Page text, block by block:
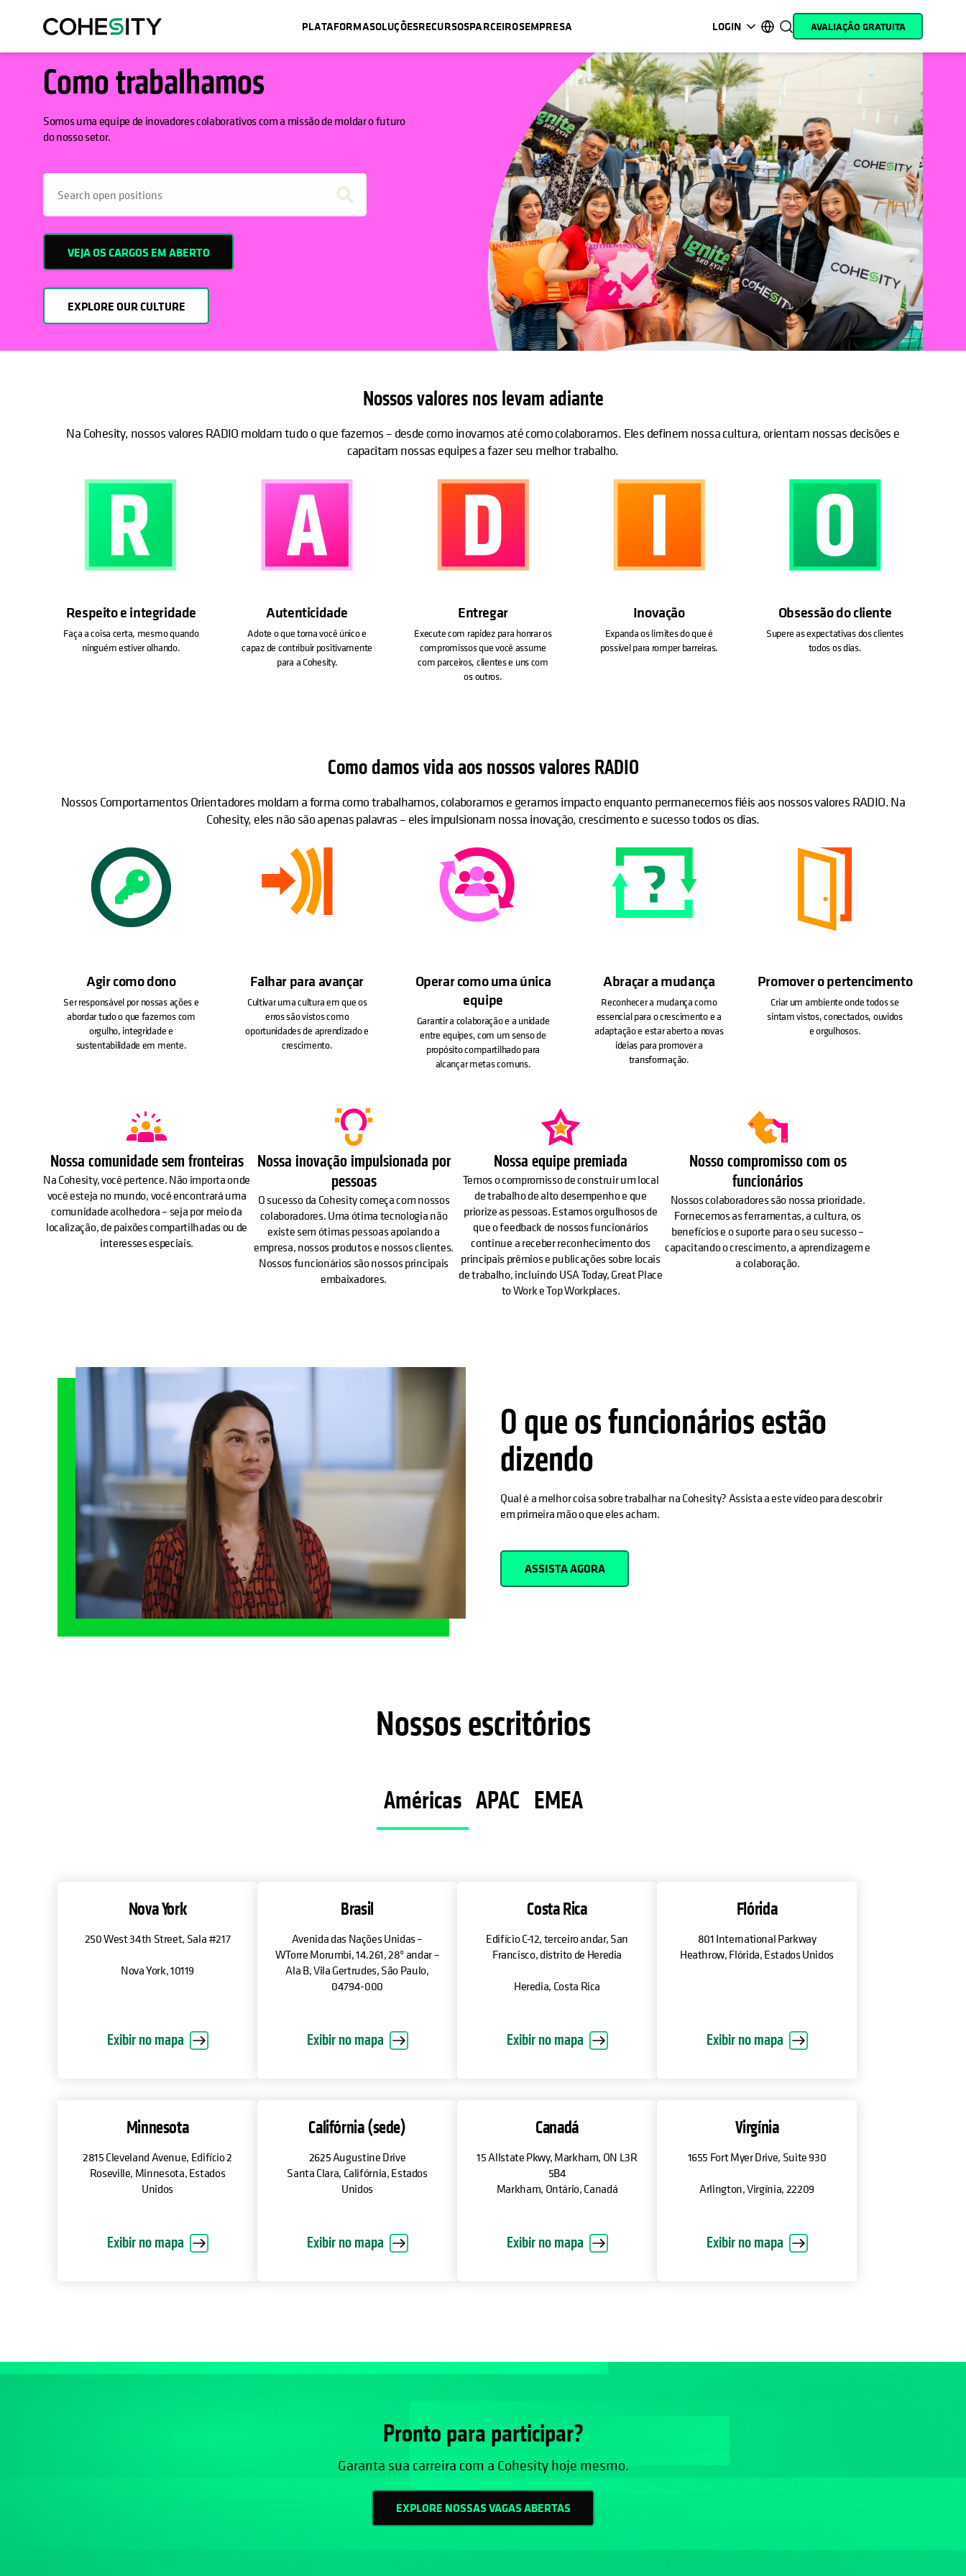
PLATAFORMASOLUÇÕESRECURSOSPARCEIROSEMPRESA LOGIN
MyCohesity
opens in a new tab
Helios
opens in a new tab
Alta
opens in a new tab
Suporte
opens in a new tab
Documentação do
produto
opens in a new tab
Academia
opens in a new tab
Cohesity
Community
opens in a new tab
Parceiros
opens in a new tab
Português
English (U.S.)
Deutsch (Germany)
Français (France)
日本語 (Japan)
한국어 (South Korea)
Español (Spain)
AVALIAÇÃO GRATUITA
Como trabalhamos
Somos uma equipe de inovadores colaborativos com a missão de moldar o futuro
do nosso setor.
VEJA OS CARGOS EM ABERTO
EXPLORE OUR CULTURE
OPENS IN A NEW TAB
Nossos valores nos levam adiante
Na Cohesity, nossos valores RADIO moldam tudo o que fazemos – desde como inovamos até como colaboramos. Eles definem nossa cultura, orientam nossas decisões e
capacitam nossas equipes a fazer seu melhor trabalho.
Respeito e integridade
Faça a coisa certa, mesmo quando
ninguém estiver olhando.
Autenticidade
Adote o que torna você único e
capaz de contribuir positivamente
para a Cohesity.
Entregar
Execute com rapidez para honrar os
compromissos que você assume
com parceiros, clientes e uns com
os outros.
Inovação
Expanda os limites do que é
possível para romper barreiras.
Obsessão do cliente
Supere as expectativas dos clientes
todos os dias.
Como damos vida aos nossos valores RADIO
Nossos Comportamentos Orientadores moldam a forma como trabalhamos, colaboramos e geramos impacto enquanto permanecemos fiéis aos nossos valores RADIO. Na
Cohesity, eles não são apenas palavras – eles impulsionam nossa inovação, crescimento e sucesso todos os dias.
Agir como dono
Ser responsável por nossas ações e
abordar tudo o que fazemos com
orgulho, integridade e
sustentabilidade em mente.
Falhar para avançar
Cultivar uma cultura em que os
erros são vistos como
oportunidades de aprendizado e
crescimento.
Operar como uma única
equipe
Garantir a colaboração e a unidade
entre equipes, com um senso de
propósito compartilhado para
alcançar metas comuns.
Abraçar a mudança
Reconhecer a mudança como
essencial para o crescimento e a
adaptação e estar aberto a novas
ideias para promover a
transformação.
Promover o pertencimento
Criar um ambiente onde todos se
sintam vistos, conectados, ouvidos
e orgulhosos.
Nossa comunidade sem fronteiras
Na Cohesity, você pertence. Não importa onde
você esteja no mundo, você encontrará uma
comunidade acolhedora – seja por meio da
localização, de paixões compartilhadas ou de
interesses especiais.
Nossa inovação impulsionada por
pessoas
O sucesso da Cohesity começa com nossos
colaboradores. Uma ótima tecnologia não
existe sem ótimas pessoas apoiando a
empresa, nossos produtos e nossos clientes.
Nossos funcionários são nossos principais
embaixadores.
Nossa equipe premiada
Temos o compromisso de construir um local
de trabalho de alto desempenho e que
priorize as pessoas. Estamos orgulhosos de
que o feedback de nossos funcionários
continue a receber reconhecimento dos
principais prêmios e publicações sobre locais
de trabalho, incluindo USA Today, Great Place
to Work e Top Workplaces.
Nosso compromisso com os
funcionários
Nossos colaboradores são nossa prioridade.
Fornecemos as ferramentas, a cultura, os
benefícios e o suporte para o seu sucesso –
capacitando o crescimento, a aprendizagem e
a colaboração.
O que os funcionários estão
dizendo
Qual é a melhor coisa sobre trabalhar na Cohesity? Assista a este vídeo para descobrir
em primeira mão o que eles acham.
ASSISTA AGORA
Nossos escritórios
Américas APAC EMEA
Nova York
250 West 34th Street, Sala #217
Nova York, 10119
Exibir no mapa
Brasil
Avenida das Nações Unidas –
WTorre Morumbi, 14.261, 28º andar –
Ala B, Vila Gertrudes, São Paulo,
04794-000
Exibir no mapa
Costa Rica
Edifício C-12, terceiro andar, San
Francisco, distrito de Heredia
Heredia, Costa Rica
Exibir no mapa
Flórida
801 International Parkway
Heathrow, Flórida, Estados Unidos
Exibir no mapa
Minnesota
2815 Cleveland Avenue, Edifício 2
Roseville, Minnesota, Estados
Unidos
Exibir no mapa
Califórnia (sede)
2625 Augustine Drive
Santa Clara, Califórnia, Estados
Unidos
Exibir no mapa
Canadá
15 Allstate Pkwy, Markham, ON L3R
5B4
Markham, Ontário, Canadá
Exibir no mapa
Virgínia
1655 Fort Myer Drive, Suite 930
Arlington, Virgínia, 22209
Exibir no mapa
Pronto para participar?
Garanta sua carreira com a Cohesity hoje mesmo.
EXPLORE NOSSAS VAGAS ABERTAS